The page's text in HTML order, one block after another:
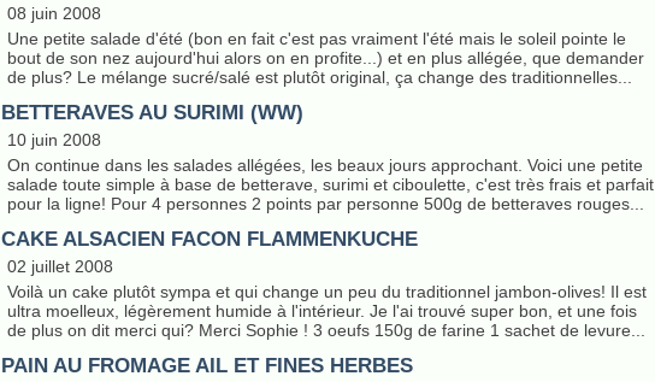
08 juin 2008
Une petite salade d'été (bon en fait c'est pas vraiment l'été mais le soleil pointe le
bout de son nez aujourd'hui alors on en profite...) et en plus allégée, que demander
de plus? Le mélange sucré/salé est plutôt original, ça change des traditionnelles...
BETTERAVES AU SURIMI (WW)
10 juin 2008
On continue dans les salades allégées, les beaux jours approchant. Voici une petite
salade toute simple à base de betterave, surimi et ciboulette, c'est très frais et parfait
pour la ligne! Pour 4 personnes 2 points par personne 500g de betteraves rouges...
CAKE ALSACIEN FACON FLAMMENKUCHE
02 juillet 2008
Voilà un cake plutôt sympa et qui change un peu du traditionnel jambon-olives! Il est
ultra moelleux, légèrement humide à l'intérieur. Je l'ai trouvé super bon, et une fois
de plus on dit merci qui? Merci Sophie ! 3 oeufs 150g de farine 1 sachet de levure...
PAIN AU FROMAGE AIL ET FINES HERBES